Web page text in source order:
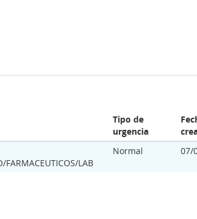
Tipo de
urgencia
FARMACEUTICOS/LAB
Normal 07/